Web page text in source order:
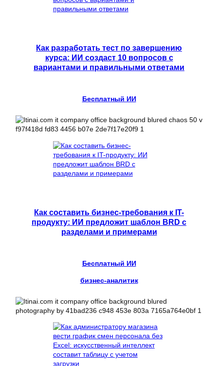
Как разработать тест по завершению
курса: ИИ создаст 10 вопросов с
вариантами и правильными ответами
Бесплатный ИИ
Как составить бизнес-требования к IT-
продукту: ИИ предложит шаблон BRD с
разделами и примерами
Бесплатный ИИ
бизнес-аналитик